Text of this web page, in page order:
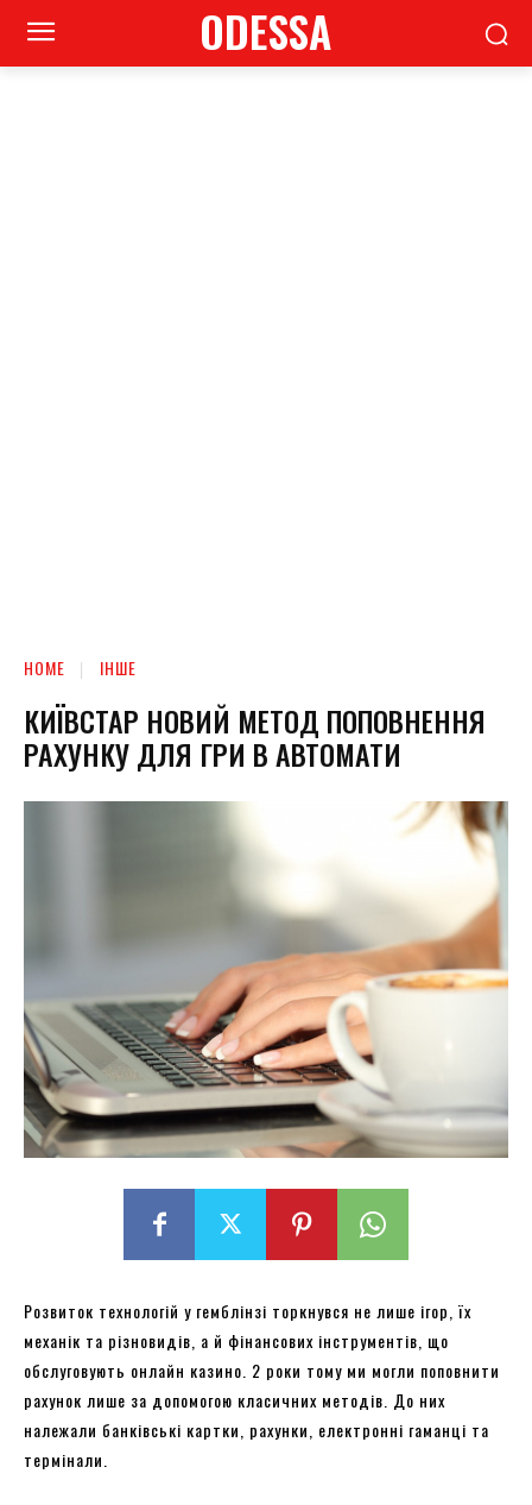
ODESSA
HOME ІНШЕ
КИЇВСТАР НОВИЙ МЕТОД ПОПОВНЕННЯ
РАХУНКУ ДЛЯ ГРИ В АВТОМАТИ
Розвиток технологій у гемблінзі торкнувся не лише ігор, їх
механік та різновидів, а й фінансових інструментів, що
обслуговують онлайн казино. 2 роки тому ми могли поповнити
рахунок лише за допомогою класичних методів. До них
належали банківські картки, рахунки, електронні гаманці та
термінали.